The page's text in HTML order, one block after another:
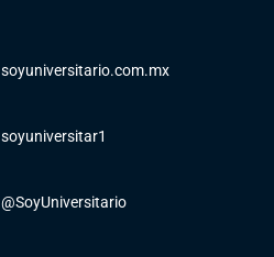
soyuniversitario.com.mx
soyuniversitar1
@SoyUniversitario